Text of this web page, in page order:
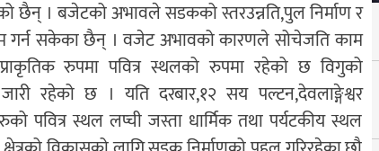
छैन् । बजेटको अभावले सडकको स्तरउन्नति,पुल निर्माण र
गर्न सकेका छैन् । वजेट अभावको कारणले सोचेजति काम
रुपमा पवित्र स्थलको रुपमा रहेको छ विगुको
रहेको छ । यति दरबार,१२ सय पल्टन,देवलाङ्गेश्वर
पवित्र स्थल लप्ची जस्ता धार्मिक तथा पर्यटकीय स्थल